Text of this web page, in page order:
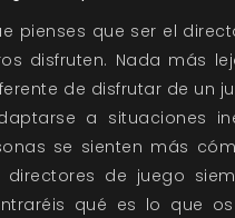
pienses que ser el
disfruten. Nada más
de disfrutar de un
a situaciones
se sienten más
directores de juego
qué es lo que